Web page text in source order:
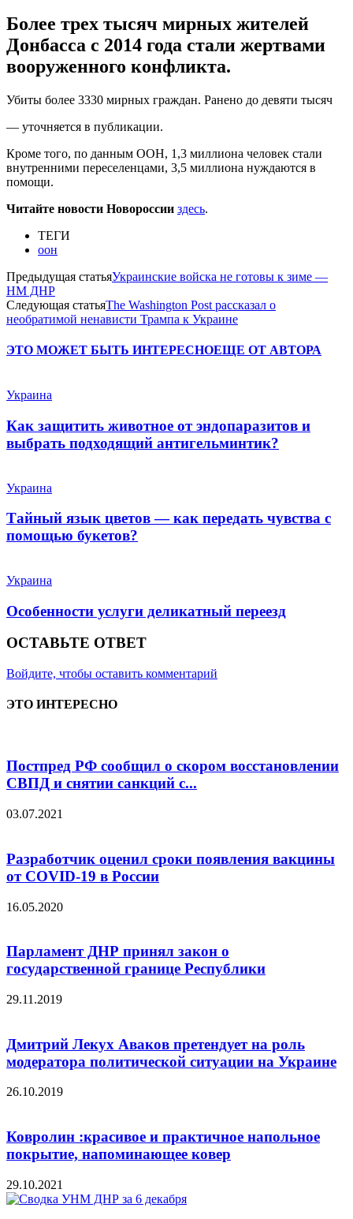
Более трех тысяч мирных жителей
Донбасса с 2014 года стали жертвами
вооруженного конфликта.
Убиты более 3330 мирных граждан. Ранено до девяти тысяч
— уточняется в публикации.
Кроме того, по данным ООН, 1,3 миллиона человек стали
внутренними переселенцами, 3,5 миллиона нуждаются в
помощи.
Читайте новости Новороссии здесь.
ТЕГИ
оон
Предыдущая статьяУкраинские войска не готовы к зиме —
НМ ДНР
Следующая статьяThe Washington Post рассказал о
необратимой ненависти Трампа к Украине
ЭТО МОЖЕТ БЫТЬ ИНТЕРЕСНОЕЩЕ ОТ АВТОРА
Украина
Как защитить животное от эндопаразитов и
выбрать подходящий антигельминтик?
Украина
Тайный язык цветов — как передать чувства с
помощью букетов?
Украина
Особенности услуги деликатный переезд
ОСТАВЬТЕ ОТВЕТ
Войдите, чтобы оставить комментарий
ЭТО ИНТЕРЕСНО
Постпред РФ сообщил о скором восстановлении
СВПД и снятии санкций с...
03.07.2021
Разработчик оценил сроки появления вакцины
от COVID-19 в России
16.05.2020
Парламент ДНР принял закон о
государственной границе Республики
29.11.2019
Дмитрий Лекух Аваков претендует на роль
модератора политической ситуации на Украине
26.10.2019
Ковролин :красивое и практичное напольное
покрытие, напоминающее ковер
29.10.2021